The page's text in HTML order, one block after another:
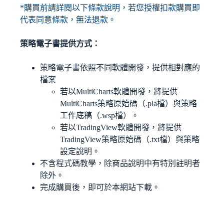
*購買前請詳閱以下條款說明，若您授權扣款購買即
代表同意條款，無法退款。
策略電子書提供方式：
策略電子書依照不同軟體開發，提供相對應的
檔案
若以MultiCharts軟體開發，將提供
MultiCharts策略原始碼（.pla檔）與策略
工作底稿（.wsp檔）。
若以TradingView軟體開發，將提供
TradingView策略原始碼（.txt檔）與策略
設定說明。
不含程式碼教學，除商品說明中有特別註明者
除外。
完成購買後，即可於本網站下載。